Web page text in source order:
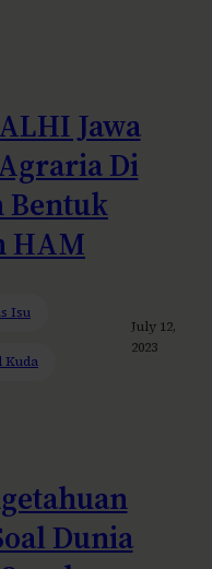
Jawa
Di
Bentuk
HAM
Isu
Kuda
July 12,
2023
Dunia